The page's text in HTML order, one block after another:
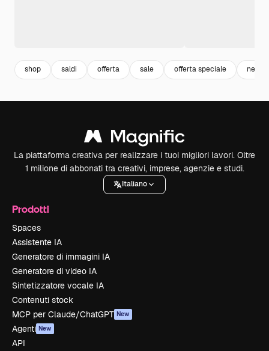
shop saldi offerta sale offerta speciale
La piattaforma creativa per realizzare i tuoi migliori lavori. Oltre
1 milione di abbonati tra creativi, imprese, agenzie e studi.
Italiano
Prodotti
Spaces
Assistente IA
Generatore di immagini IA
Generatore di video IA
Sintetizzatore vocale IA
Contenuti stock
MCP per Claude/ChatGPT New
Agenti New
API